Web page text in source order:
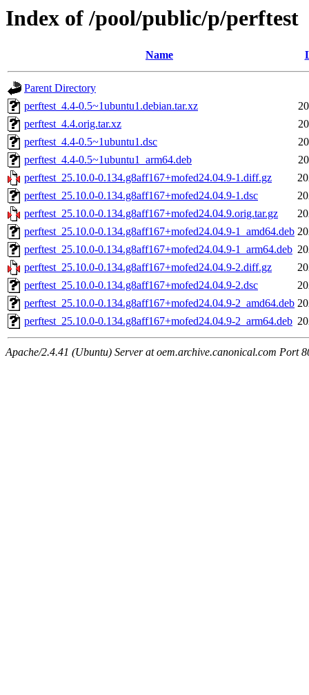
Index of /pool/public/p/perftest
Name
Parent Directory
perftest_4.4-0.5~1ubuntu1.debian.tar.xz
perftest_4.4.orig.tar.xz
perftest_4.4-0.5~1ubuntu1.dsc
perftest_4.4-0.5~1ubuntu1_arm64.deb
perftest_25.10.0-0.134.g8aff167+mofed24.04.9-1.diff.gz
perftest_25.10.0-0.134.g8aff167+mofed24.04.9-1.dsc
perftest_25.10.0-0.134.g8aff167+mofed24.04.9.orig.tar.gz
perftest_25.10.0-0.134.g8aff167+mofed24.04.9-1_amd64.deb
perftest_25.10.0-0.134.g8aff167+mofed24.04.9-1_arm64.deb
perftest_25.10.0-0.134.g8aff167+mofed24.04.9-2.diff.gz
perftest_25.10.0-0.134.g8aff167+mofed24.04.9-2.dsc
perftest_25.10.0-0.134.g8aff167+mofed24.04.9-2_amd64.deb
perftest_25.10.0-0.134.g8aff167+mofed24.04.9-2_arm64.deb
Apache/2.4.41 (Ubuntu) Server at oem.archive.canonical.com Port